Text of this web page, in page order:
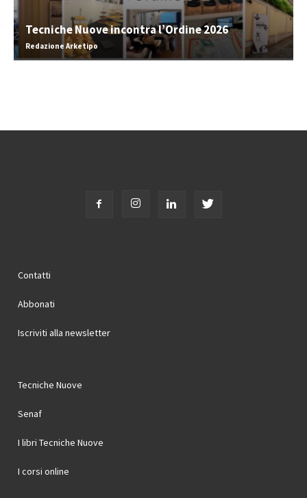
Tecniche Nuove incontra l’Ordine 2026
Redazione Arketipo
Contatti
Abbonati
Iscriviti alla newsletter
Tecniche Nuove
Senaf
I libri Tecniche Nuove
I corsi online